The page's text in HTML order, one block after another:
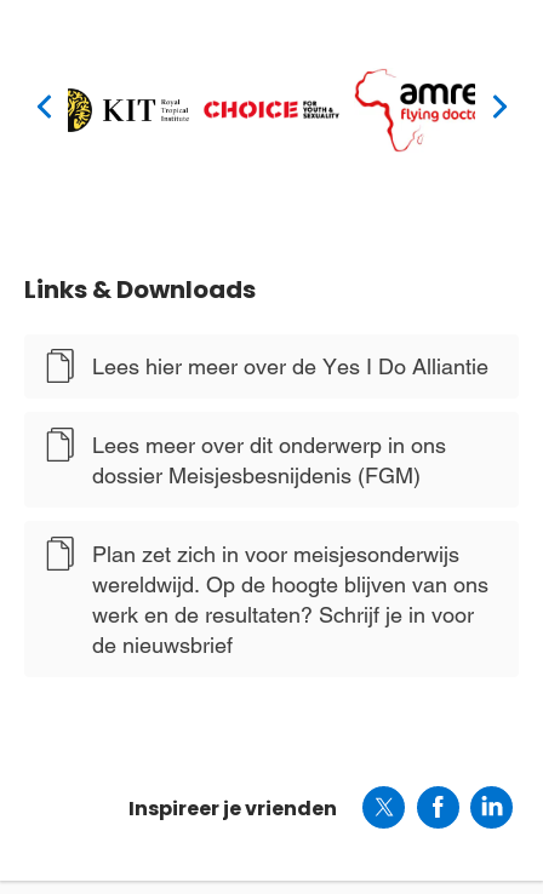
Links & Downloads
Lees hier meer over de Yes I Do Alliantie
Lees meer over dit onderwerp in ons
dossier Meisjesbesnijdenis (FGM)
Plan zet zich in voor meisjesonderwijs
wereldwijd. Op de hoogte blijven van ons
werk en de resultaten? Schrijf je in voor
de nieuwsbrief
Inspireer je vrienden